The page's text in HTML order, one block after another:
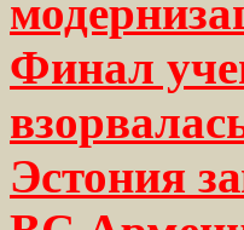
Финал
Эстония